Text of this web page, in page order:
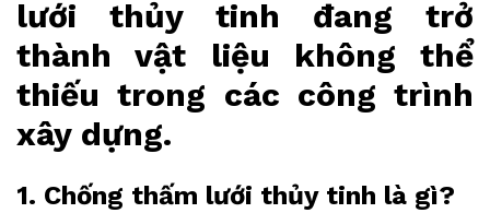
lưới thủy tinh đang trở
thành vật liệu không thể
thiếu trong các công trình
xây dựng.
1. Chống thấm lưới thủy tinh là gì?